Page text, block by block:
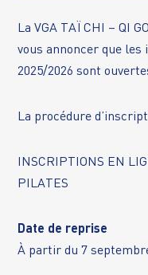
La VGA TAÏ CHI – QI
vous annoncer que
2025/2026 sont
La procédure
INSCRIPTIONS EN
PILATES
Date de reprise
À partir du 7